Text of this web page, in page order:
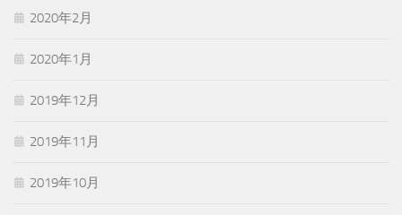
2020年2月
2020年1月
2019年12月
2019年11月
2019年10月